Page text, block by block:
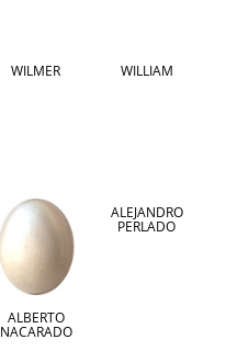
WILMER WILLIAM
ALBERTO
NACARADO
ALEJANDRO
PERLADO